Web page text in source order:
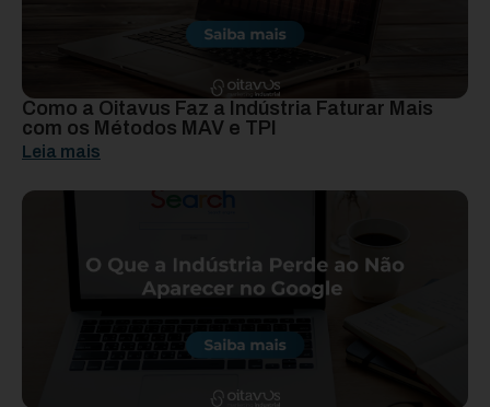
Como a Oitavus Faz a Indústria Faturar Mais
com os Métodos MAV e TPI
Leia mais